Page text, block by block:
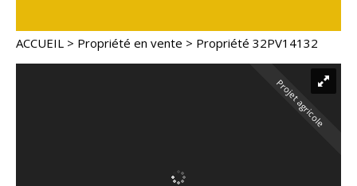
ACCUEIL > Propriété en vente > Propriété 32PV14132
Projet agricole